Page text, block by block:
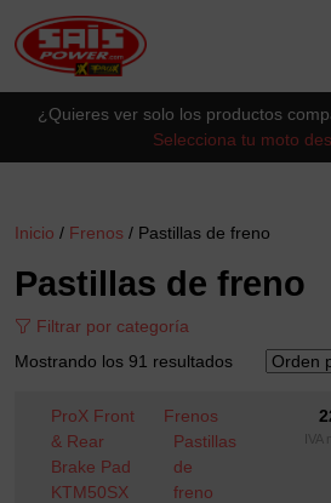
¿Quieres ver solo los productos
Selecciona tu moto
Inicio / Frenos / Pastillas de freno
Pastillas de freno
Filtrar por categoría
Mostrando los 91 resultados
ProX Front
& Rear
Brake Pad
KTM50SX
Frenos
Pastillas
de
freno
IVA